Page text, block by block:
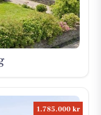
1.785.000 kr